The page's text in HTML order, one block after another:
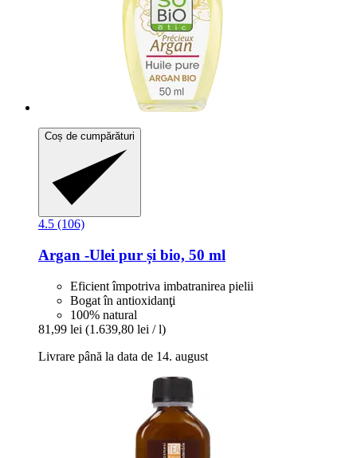
Coș de cumpărături
4.5 (106)
Argan -​Ulei pur și bio, 50 ml
Eficient împotriva imbatranirea pielii
Bogat în antioxidanţi
100% natural
81,99 lei (1.639,80 lei / l)
Livrare până la data de 14. august